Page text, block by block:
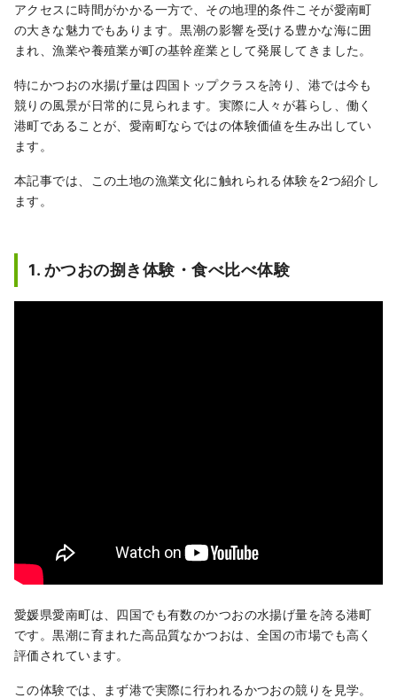
アクセスに時間がかかる一方で、その地理的条件こそが愛南町
の大きな魅力でもあります。黒潮の影響を受ける豊かな海に囲
まれ、漁業や養殖業が町の基幹産業として発展してきました。
特にかつおの水揚げ量は四国トップクラスを誇り、港では今も
競りの風景が日常的に見られます。実際に人々が暮らし、働く
港町であることが、愛南町ならではの体験価値を生み出してい
ます。
本記事では、この土地の漁業文化に触れられる体験を2つ紹介し
ます。
1. かつおの捌き体験・食べ比べ体験
愛媛県愛南町は、四国でも有数のかつおの水揚げ量を誇る港町
です。黒潮に育まれた高品質なかつおは、全国の市場でも高く
評価されています。
この体験では、まず港で実際に行われるかつおの競りを見学。